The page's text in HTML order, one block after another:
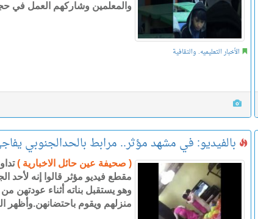
والمعلمين وشاركهم العمل في
الأخبار التعليميه. والثقافية
بالفيديو: في مشهد مؤثر.. مرابط بالحدالجنوبي
( صحيفة عين حائل الاخبارية )
مقطع فيديو مؤثر قالوا إنه لأحد
وهو يستقبل بناته أثناء عودتهن
منزلهم ويقوم باحتضانهن.وأظهر